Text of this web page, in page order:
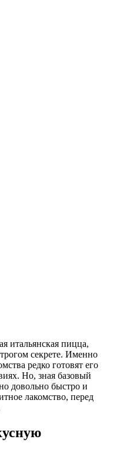
итальянская пицца,
секрете. Именно
редко готовят его
Но, зная базовый
довольно быстро и
лакомство, перед